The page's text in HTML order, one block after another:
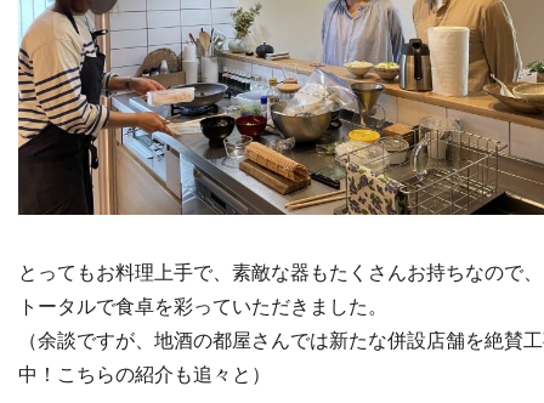
とってもお料理上手で、素敵な器もたくさんお持ちなので、
トータルで食卓を彩っていただきました。
（余談ですが、地酒の都屋さんでは新たな併設店舗を絶賛
中！こちらの紹介も追々と）